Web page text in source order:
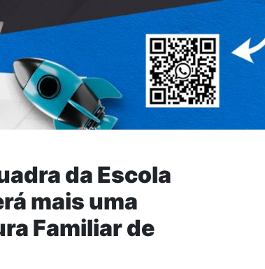
da Escola
mais uma
Familiar de